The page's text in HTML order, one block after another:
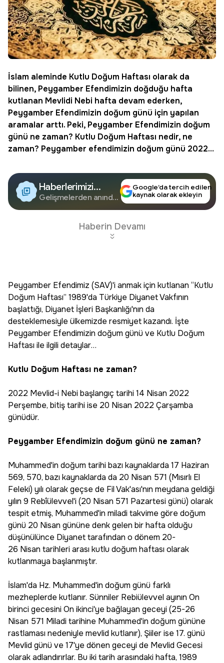
İslam aleminde Kutlu Doğum Haftası olarak da
bilinen, Peygamber Efendimizin doğduğu hafta
kutlanan Mevlidi Nebi hafta devam ederken,
Peygamber Efendimizin doğum günü için yapılan
aramalar arttı. Peki, Peygamber Efendimizin doğum
günü ne zaman? Kutlu Doğum Haftası nedir, ne
zaman? Peygamber efendimizin doğum günü 2022…
Haberlerimizi
Google'da Takip
Edin
Gelişmelerden anında
Google’da tercih edilen
kaynak olarak ekleyin
Haberin Devamı
Peygamber Efendimiz (SAV)'i anmak için kutlanan “Kutlu
Doğum Haftası” 1989'da Türkiye Diyanet Vakfının
başlattığı, Diyanet İşleri Başkanlığı'nın da
desteklemesiyle ülkemizde resmiyet kazandı. İşte
Peygamber Efendimizin doğum günü ve Kutlu Doğum
Haftası ile ilgili detaylar…
Kutlu Doğum Haftası ne zaman?
2022 Mevlid-i Nebi başlangıç tarihi 14 Nisan 2022
Perşembe, bitiş tarihi ise 20 Nisan 2022 Çarşamba
günüdür.
Peygamber Efendimizin doğum günü ne zaman?
Muhammed'in doğum tarihi bazı kaynaklarda 17 Haziran
569, 570, bazı kaynaklarda da 20 Nisan 571 (Mısırlı El
Feleki) yılı olarak geçse de Fil Vak'ası'nın meydana geldiği
yılın 9 Rebîülevvel'i (20 Nisan 571 Pazartesi günü) olarak
tespit etmiş, Muhammed'in miladi takvime göre doğum
günü 20 Nisan gününe denk gelen bir hafta olduğu
düşünülünce Diyanet tarafından o dönem 20-
26 Nisan tarihleri arası kutlu doğum haftası olarak
kutlanmaya başlanmıştır.
İslam'da Hz. Muhammed'in doğum günü farklı
mezheplerde kutlanır. Sünniler Rebiülevvel ayının On
birinci gecesini On ikinci'ye bağlayan geceyi (25-26
Nisan 571 Miladi tarihine Muhammed'in doğum gününe
rastlaması nedeniyle mevlid kutlanır), Şiiler ise 17. günü
Mevlid günü ve 17'ye dönen geceyi de Mevlid Gecesi
olarak adlandırırlar. Bu iki tarih arasındaki hafta, 1989